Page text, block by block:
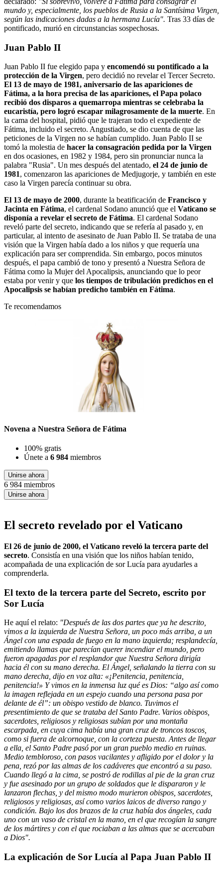
mundo y, especialmente, los pueblos de Rusia a la Santísima Virgen,
según las indicaciones dadas a la hermana Lucía". Tras 33 días de
pontificado, murió en circunstancias sospechosas.
Juan Pablo II
Juan Pablo II fue elegido papa y encomendó su pontificado a la
protección de la Virgen, pero decidió no revelar el Tercer Secreto.
El 13 de mayo de 1981, aniversario de las apariciones de
Fátima, a la hora precisa de las apariciones, el Papa polaco
recibió dos disparos a quemarropa mientras se celebraba la
eucaristía, pero logró escapar milagrosamente de la muerte. En
la cama del hospital, pidió que le trajeran todo el expediente de
Fátima, incluido el secreto. Angustiado, se dio cuenta de que las
peticiones de la Virgen no se habían cumplido. Juan Pablo II se
tomó la molestia de hacer la consagración pedida por la Virgen
en dos ocasiones, en 1982 y 1984, pero sin pronunciar nunca la
palabra "Rusia". Un mes después del atentado, el 24 de junio de
1981, comenzaron las apariciones de Medjugorje, y también en este
caso la Virgen parecía continuar su obra.
El 13 de mayo de 2000, durante la beatificación de Francisco y
Jacinta en Fátima, el cardenal Sodano anunció que el Vaticano se
disponía a revelar el secreto de Fátima. El cardenal Sodano
reveló parte del secreto, indicando que se refería al pasado y, en
particular, al intento de asesinato de Juan Pablo II. Se trataba de una
visión que la Virgen había dado a los niños y que requería una
explicación para ser comprendida. Sin embargo, pocos minutos
después, el papa cambió de tono y presentó a Nuestra Señora de
Fátima como la Mujer del Apocalipsis, anunciando que lo peor
estaba por venir y que los tiempos de tribulación predichos en el
Apocalipsis se habían predicho también en Fátima.
Te recomendamos
Novena a Nuestra Señora de Fátima
100% gratis
Únete a 6 984 miembros
Unirse ahora
6 984 miembros
Unirse ahora
El secreto revelado por el Vaticano
El 26 de junio de 2000, el Vaticano reveló la tercera parte del
secreto. Consistía en una visión que los niños habían tenido,
acompañada de una explicación de sor Lucía para ayudarles a
comprenderla.
El texto de la tercera parte del Secreto, escrito por
Sor Lucía
He aquí el relato: "Después de las dos partes que ya he descrito,
vimos a la izquierda de Nuestra Señora, un poco más arriba, a un
Ángel con una espada de fuego en la mano izquierda; resplandecía,
emitiendo llamas que parecían querer incendiar el mundo, pero
fueron apagadas por el resplandor que Nuestra Señora dirigía
hacia él con su mano derecha. El Ángel, señalando la tierra con su
mano derecha, dijo en voz alta: «¡Penitencia, penitencia,
penitencia!» Y vimos en la inmensa luz qué es Dios: “algo así como
la imagen reflejada en un espejo cuando una persona pasa por
delante de él”: un obispo vestido de blanco. Tuvimos el
presentimiento de que se trataba del Santo Padre. Varios obispos,
sacerdotes, religiosos y religiosas subían por una montaña
escarpada, en cuya cima había una gran cruz de troncos toscos,
como si fuera de alcornoque, con la corteza puesta. Antes de llegar
a ella, el Santo Padre pasó por un gran pueblo medio en ruinas.
Medio tembloroso, con pasos vacilantes y afligido por el dolor y la
pena, rezó por las almas de los cadáveres que encontró a su paso.
Cuando llegó a la cima, se postró de rodillas al pie de la gran cruz
y fue asesinado por un grupo de soldados que le dispararon y le
lanzaron flechas, y del mismo modo murieron obispos, sacerdotes,
religiosos y religiosas, así como varios laicos de diverso rango y
condición. Bajo los dos brazos de la cruz había dos ángeles, cada
uno con un vaso de cristal en la mano, en el que recogían la sangre
de los mártires y con el que rociaban a las almas que se acercaban
a Dios".
La explicación de Sor Lucía al Papa Juan Pablo II